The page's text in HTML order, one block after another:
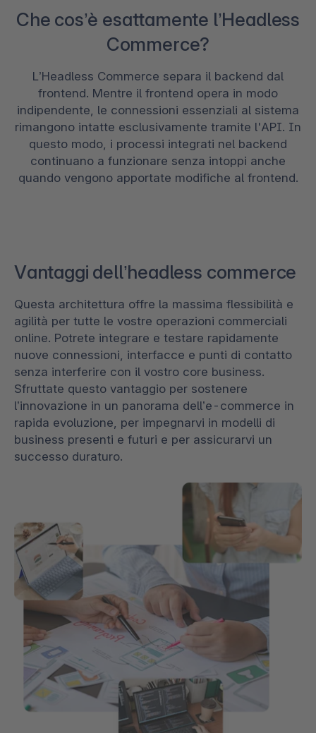
Che cos’è esattamente l’Headless
Commerce?
L’Headless Commerce separa il backend dal
frontend. Mentre il frontend opera in modo
indipendente, le connessioni essenziali al sistema
rimangono intatte esclusivamente tramite l'API. In
questo modo, i processi integrati nel backend
continuano a funzionare senza intoppi anche
quando vengono apportate modifiche al frontend.
Vantaggi dell’headless commerce
Questa architettura offre la massima flessibilità e
agilità per tutte le vostre operazioni commerciali
online. Potrete integrare e testare rapidamente
nuove connessioni, interfacce e punti di contatto
senza interferire con il vostro core business.
Sfruttate questo vantaggio per sostenere
l’innovazione in un panorama dell’e-commerce in
rapida evoluzione, per impegnarvi in modelli di
business presenti e futuri e per assicurarvi un
successo duraturo.